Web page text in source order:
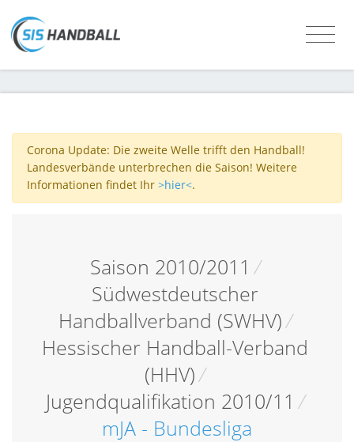
Corona Update: Die zweite Welle trifft den Handball!
Landesverbände unterbrechen die Saison! Weitere
Informationen findet Ihr >hier<.
Saison 2010/2011 /
Südwestdeutscher
Handballverband (SWHV)/
Hessischer Handball-Verband
(HHV)/
Jugendqualifikation 2010/11 /
mJA - Bundesliga